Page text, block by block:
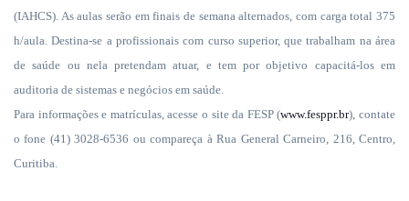
(IAHCS). As aulas serão em finais de semana alternados, com carga total 375
h/aula. Destina-se a profissionais com curso superior, que trabalham na área
de saúde ou nela pretendam atuar, e tem por objetivo capacitá-los em
auditoria de sistemas e negócios em saúde.
Para informações e matrículas, acesse o site da FESP (www.fesppr.br), contate
o fone (41) 3028-6536 ou compareça à Rua General Carneiro, 216, Centro,
Curitiba.